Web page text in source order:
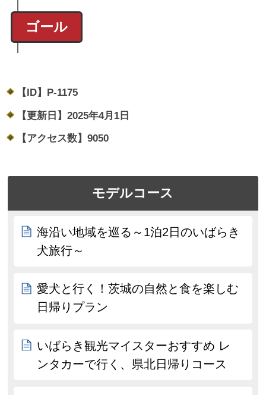
ゴール
【ID】 P-1175
【更新日】 2025年4月1日
【アクセス数】 9050
モデルコース
海沿い地域を巡る～1泊2日のいばらき
犬旅行～
愛犬と行く！茨城の自然と食を楽しむ
日帰りプラン
いばらき観光マイスターおすすめ レ
ンタカーで行く、県北日帰りコース